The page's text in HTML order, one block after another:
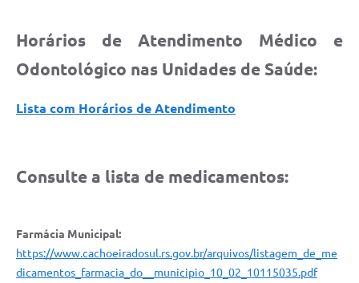
Serviços Online
Telefones Úteis
Horários de Atendimento Médico e
Odontológico nas Unidades de Saúde:
Lista com Horários de Atendimento
Consulte a lista de medicamentos:
Farmácia Municipal:
https://www.cachoeiradosul.rs.gov.br/arquivos/listagem_de_me
dicamentos_farmacia_do__municipio_10_02_10115035.pdf